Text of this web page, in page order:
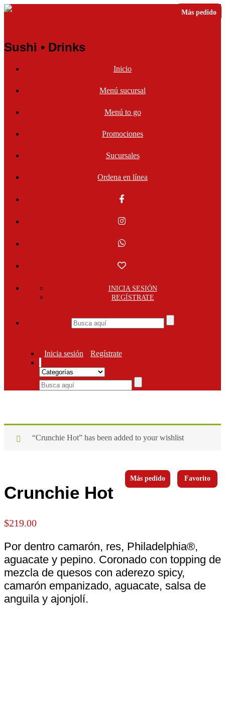
Sushi • Drinks
Inicio
Menú sucursal
Menú to go
Promociones
Sucursales
Ordena en línea
INICIA SESIÓN
REGÍSTRATE
Inicia sesión Regístrate
“Crunchie Hot” has been added to your wishlist
Más pedido Favorito
Crunchie Hot
$219.00
Por dentro camarón, res, Philadelphia®,
aguacate y pepino. Coronado con topping de
mezcla de quesos con aderezo spicy,
camarón empanizado, aguacate, salsa de
anguila y ajonjolí.
Más pedido